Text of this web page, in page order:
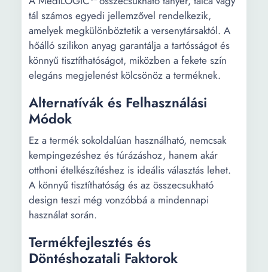
tál számos egyedi jellemzővel rendelkezik,
amelyek megkülönböztetik a versenytársaktól. A
hőálló szilikon anyag garantálja a tartósságot és
könnyű tisztíthatóságot, miközben a fekete szín
elegáns megjelenést kölcsönöz a terméknek.
Alternatívák és Felhasználási
Módok
Ez a termék sokoldalúan használható, nemcsak
kempingezéshez és túrázáshoz, hanem akár
otthoni ételkészítéshez is ideális választás lehet.
A könnyű tisztíthatóság és az összecsukható
design teszi még vonzóbbá a mindennapi
használat során.
Termékfejlesztés és
Döntéshozatali Faktorok